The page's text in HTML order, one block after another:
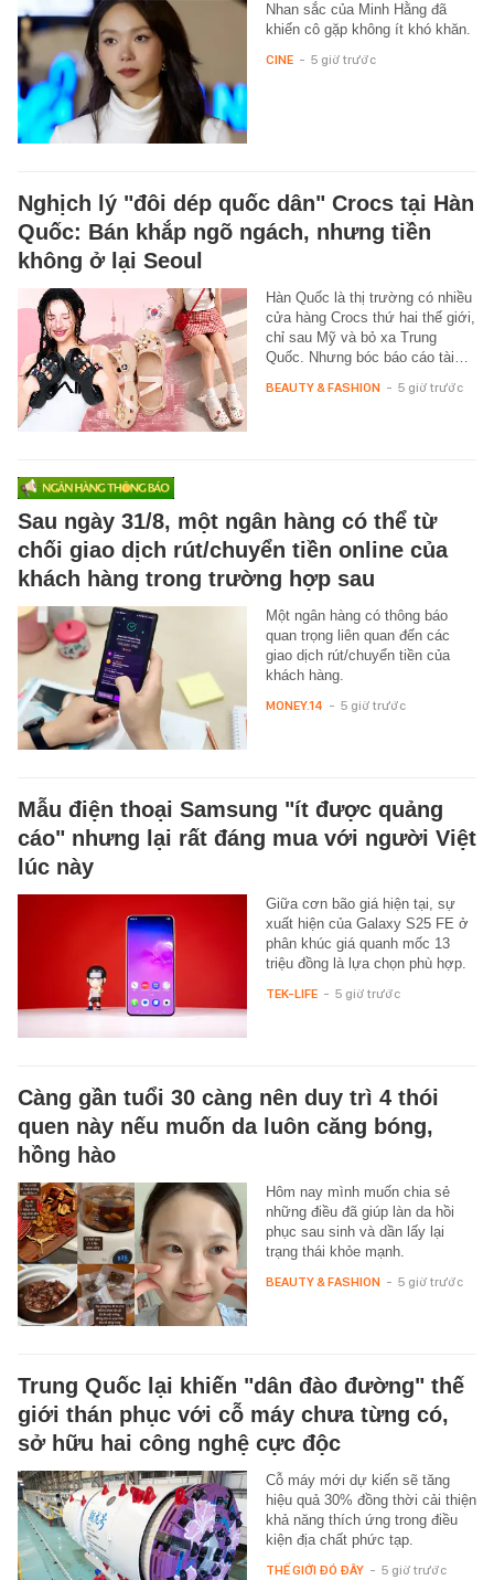
Nhan sắc của Minh Hằng đã
khiến cô gặp không ít khó khăn.
CINE - 5 giờ trước
Nghịch lý "đôi dép quốc dân" Crocs tại Hàn
Quốc: Bán khắp ngõ ngách, nhưng tiền
không ở lại Seoul
Hàn Quốc là thị trường có nhiều
cửa hàng Crocs thứ hai thế giới,
chỉ sau Mỹ và bỏ xa Trung
Quốc. Nhưng bóc báo cáo tài…
BEAUTY & FASHION - 5 giờ trước
Sau ngày 31/8, một ngân hàng có thể từ
chối giao dịch rút/chuyển tiền online của
khách hàng trong trường hợp sau
Một ngân hàng có thông báo
quan trọng liên quan đến các
giao dịch rút/chuyển tiền của
khách hàng.
MONEY.14 - 5 giờ trước
Mẫu điện thoại Samsung "ít được quảng
cáo" nhưng lại rất đáng mua với người Việt
lúc này
Giữa cơn bão giá hiện tại, sự
xuất hiện của Galaxy S25 FE ở
phân khúc giá quanh mốc 13
triệu đồng là lựa chọn phù hợp.
TEK-LIFE - 5 giờ trước
Càng gần tuổi 30 càng nên duy trì 4 thói
quen này nếu muốn da luôn căng bóng,
hồng hào
Hôm nay mình muốn chia sẻ
những điều đã giúp làn da hồi
phục sau sinh và dần lấy lại
trạng thái khỏe mạnh.
BEAUTY & FASHION - 5 giờ trước
Trung Quốc lại khiến "dân đào đường" thế
giới thán phục với cỗ máy chưa từng có,
sở hữu hai công nghệ cực độc
Cỗ máy mới dự kiến sẽ tăng
hiệu quả 30% đồng thời cải thiện
khả năng thích ứng trong điều
kiện địa chất phức tạp.
THẾ GIỚI ĐÓ ĐÂY - 5 giờ trước